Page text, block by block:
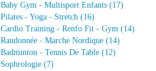
Baby Gym - Multisport Enfants (17)
Pilates - Yoga - Stretch (16)
Cardio Training - Renfo Fit - Gym (14)
Randonnée - Marche Nordique (14)
Badminton - Tennis De Table (12)
Sophrologie (7)